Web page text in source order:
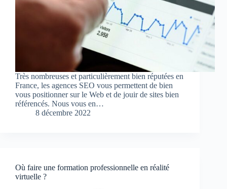
Très nombreuses et particulièrement bien réputées en
France, les agences SEO vous permettent de bien
vous positionner sur le Web et de jouir de sites bien
référencés. Nous vous en…
8 décembre 2022
Où faire une formation professionnelle en réalité
virtuelle ?